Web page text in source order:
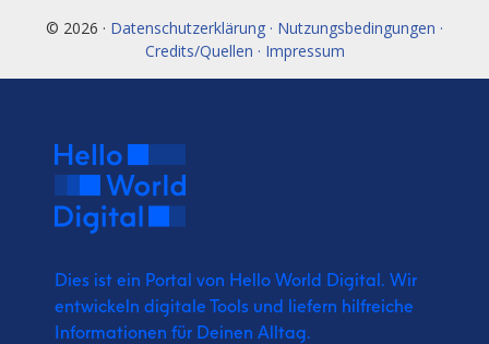
© 2026 · Datenschutzerklärung · Nutzungsbedingungen ·
Credits/Quellen · Impressum
Dies ist ein Portal von Hello World Digital. Wir
entwickeln digitale Tools und liefern hilfreiche
Informationen für Deinen Alltag.